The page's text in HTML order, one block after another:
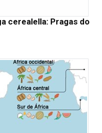
cerealella: Pragas do